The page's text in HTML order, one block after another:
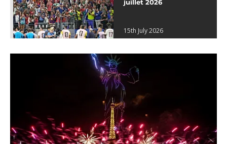
juillet 2026
15th July 2026